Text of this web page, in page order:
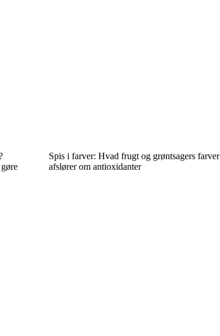
Spis i farver: Hvad frugt og grøntsagers farver
afslører om antioxidanter